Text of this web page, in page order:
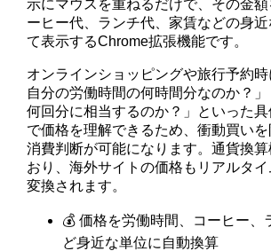
示にマウスを重ねるだけで、その金
ーヒー代、ランチ代、家賃などの身
て表示するChrome拡張機能です。
オンラインショッピングや旅行予約
自分の労働時間の何時間分なのか？
何回分に相当するのか？」といった
で価格を理解できるため、衝動買い
消費判断が可能になります。通貨換
おり、海外サイトの価格もリアルタ
変換されます。
💰 価格を労働時間、コーヒー、
ど身近な単位に自動換算